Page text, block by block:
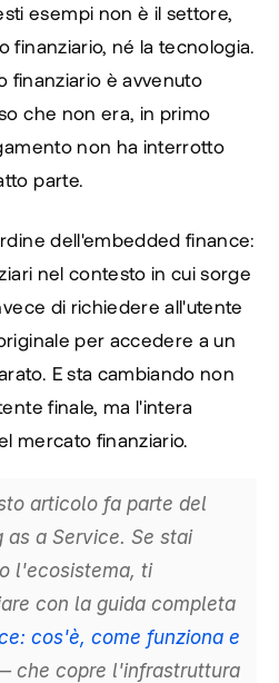
esempi non è il settore,
finanziario, né la tecnologia.
finanziario è avvenuto
che non era, in primo
non ha interrotto
parte.
dell'embedded finance:
nel contesto in cui sorge
di richiedere all'utente
per accedere a un
E sta cambiando non
finale, ma l'intera
mercato finanziario.
articolo fa parte del
a Service. Se stai
l'ecosistema, ti
cos'è, come funziona e
che copre l'infrastruttura